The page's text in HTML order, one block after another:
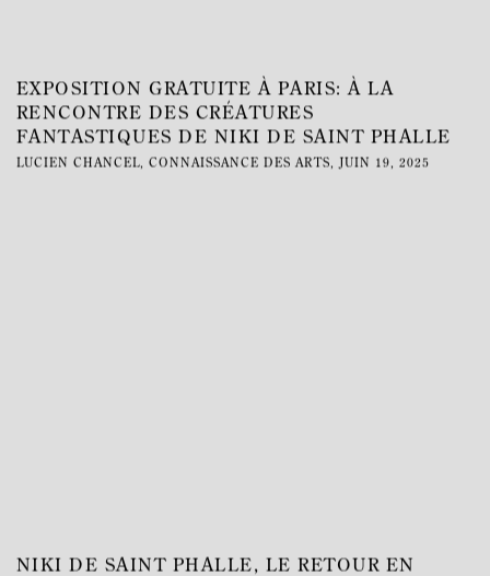
EXPOSITION GRATUITE À PARIS: À LA
RENCONTRE DES CRÉATURES
FANTASTIQUES DE NIKI DE SAINT PHALLE
LUCIEN CHANCEL, CONNAISSANCE DES ARTS, JUIN 19, 2025
NIKI DE SAINT PHALLE, LE RETOUR EN